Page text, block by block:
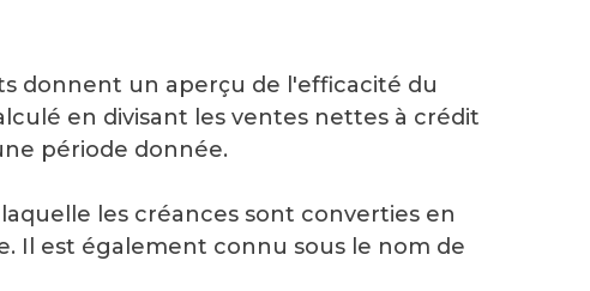
donnent un aperçu de l'efficacité du
en divisant les ventes nettes à crédit
période donnée.
les créances sont converties en
Il est également connu sous le nom de